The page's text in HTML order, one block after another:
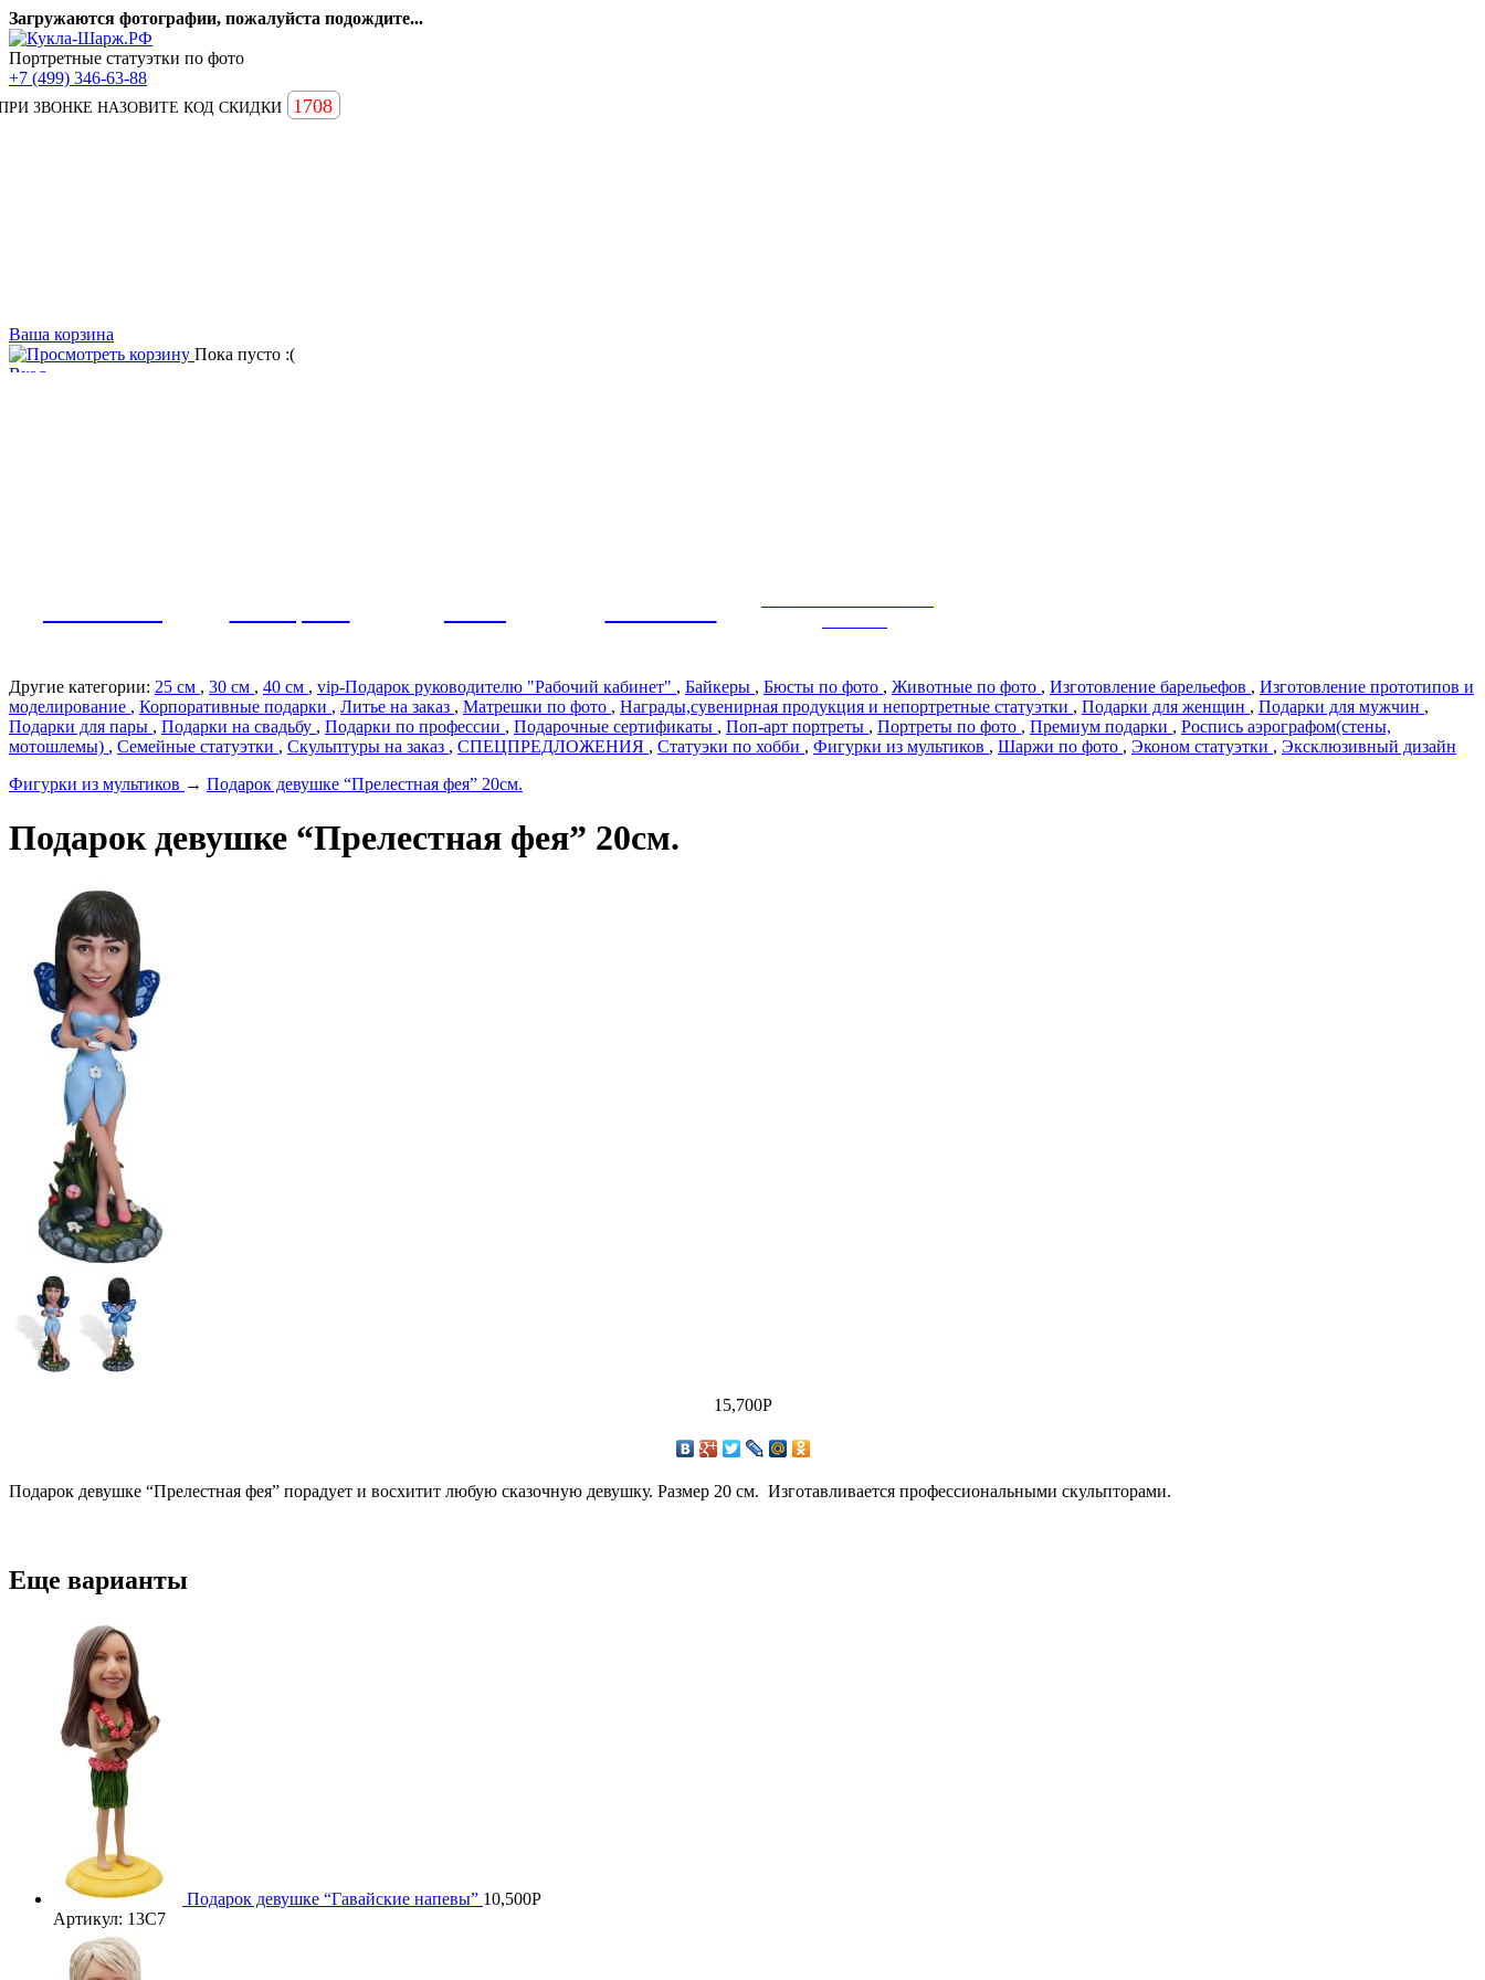
Загружаются фотографии, пожалуйста подождите...
Портретные статуэтки по фото
+7 (499) 346-63-88
ЗВОНКЕ НАЗОВИТЕ КОД СКИДКИ 1708
Ваша корзина
Пока пусто :(
Вход
Другие категории: 25 см , 30 см , 40 см , vip-Подарок руководителю "Рабочий кабинет" , Байкеры , Бюсты по фото , Животные по фото , Изготовление барельефов , Изготовление прототипов и
моделирование , Корпоративные подарки , Литье на заказ , Матрешки по фото , Награды,сувенирная продукция и непортретные статуэтки , Подарки для женщин , Подарки для мужчин ,
Подарки для пары , Подарки на свадьбу , Подарки по профеcсии , Подарочные сертификаты , Поп-арт портреты , Портреты по фото , Премиум подарки , Роспись аэрографом(стены,
мотошлемы) , Семейные статуэтки , Скульптуры на заказ , СПЕЦПРЕДЛОЖЕНИЯ , Статуэки по хобби , Фигурки из мультиков , Шаржи по фото , Эконом статуэтки , Эксклюзивный дизайн
Фигурки из мультиков → Подарок девушке “Прелестная фея” 20см.
Подарок девушке “Прелестная фея” 20см.
15,700Р
Подарок девушке “Прелестная фея” порадует и восхитит любую сказочную девушку. Размер 20 см. Изготавливается профессиональными скульпторами.
Еще варианты
Подарок девушке “Гавайские напевы” 10,500Р
Артикул: 13C7